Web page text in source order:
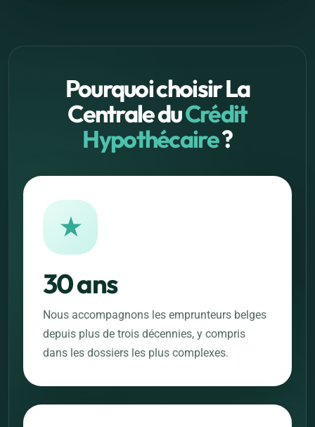
Pourquoi choisir La
Centrale duCrédit
Hypothécaire?
★
30 ans
Nous accompagnons les emprunteurs belges
depuis plus de trois décennies, y compris
dans les dossiers les plus complexes.